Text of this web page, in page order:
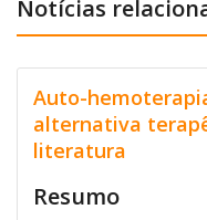
Notícias
Auto-
alternativa
literatura
Resumo